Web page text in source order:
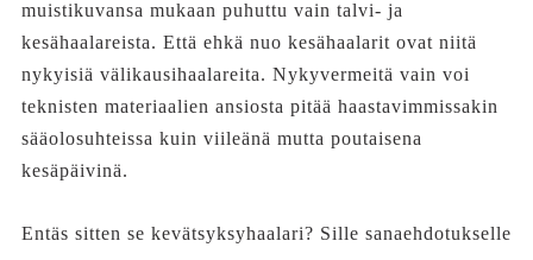
muistikuvansa mukaan puhuttu vain talvi- ja
kesähaalareista. Että ehkä nuo kesähaalarit ovat niitä
nykyisiä välikausihaalareita. Nykyvermeitä vain voi
teknisten materiaalien ansiosta pitää haastavimmissakin
sääolosuhteissa kuin viileänä mutta poutaisena
kesäpäivinä.
Entäs sitten se kevätsyksyhaalari? Sille sanaehdotukselle